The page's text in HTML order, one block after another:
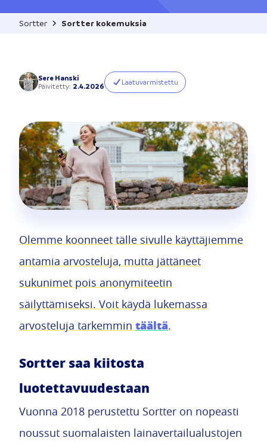
Sortter Sortter kokemuksia
Sere Hanski
Päivitetty: 2.4.2026 Laatuvarmistettu
Olemme koonneet tälle sivulle käyttäjiemme
antamia arvosteluja, mutta jättäneet
sukunimet pois anonymiteetin
säilyttämiseksi. Voit käydä lukemassa
arvosteluja tarkemmin täältä.
Sortter saa kiitosta
luotettavuudestaan
Vuonna 2018 perustettu Sortter on nopeasti
noussut suomalaisten lainavertailualustojen